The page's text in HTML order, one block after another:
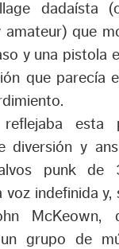
dadaísta
amateur) que
y una pistola
que parecía
esta
diversión y
punk de
indefinida y,
McKeown,
grupo de